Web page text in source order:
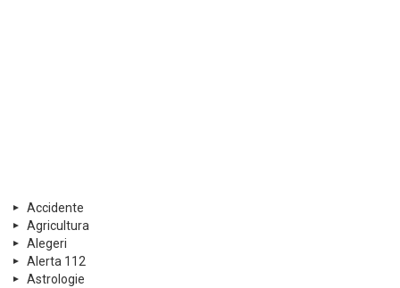
Accidente
Agricultura
Alegeri
Alerta 112
Astrologie